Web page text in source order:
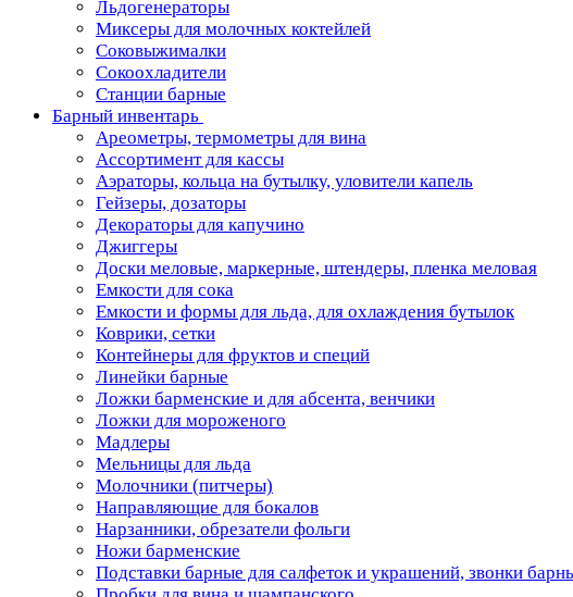
Льдогенераторы
Миксеры для молочных коктейлей
Соковыжималки
Сокоохладители
Станции барные
Барный инвентарь
Ареометры, термометры для вина
Ассортимент для кассы
Аэраторы, кольца на бутылку, уловители капель
Гейзеры, дозаторы
Декораторы для капучино
Джиггеры
Доски меловые, маркерные, штендеры, пленка меловая
Емкости для сока
Емкости и формы для льда, для охлаждения бутылок
Коврики, сетки
Контейнеры для фруктов и специй
Линейки барные
Ложки барменские и для абсента, венчики
Ложки для мороженого
Мадлеры
Мельницы для льда
Молочники (питчеры)
Направляющие для бокалов
Нарзанники, обрезатели фольги
Ножи барменские
Подставки барные для салфеток и украшений, звонки